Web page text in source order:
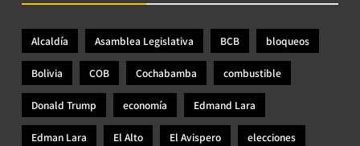
Alcaldía Asamblea Legislativa BCB bloqueos
Bolivia COB Cochabamba combustible
Donald Trump economía Edmand Lara
Edman Lara El Alto El Avispero elecciones